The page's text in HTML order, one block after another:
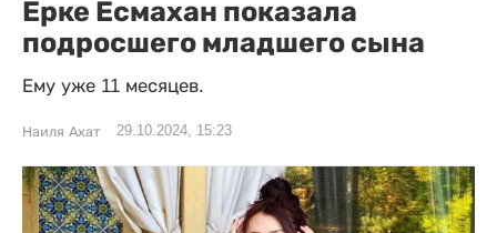
Ерке Есмахан показала
подросшего младшего сына
Ему уже 11 месяцев.
Наиля Ахат 29.10.2024, 15:23